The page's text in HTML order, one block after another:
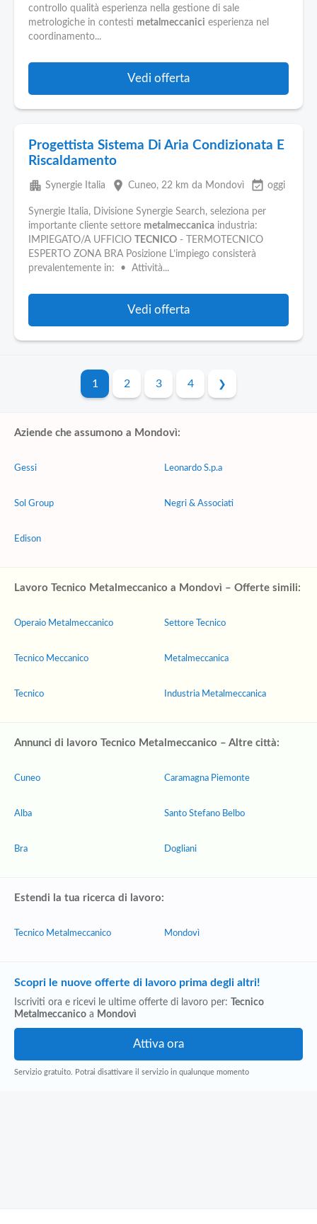
controllo qualità esperienza nella gestione di sale
metrologiche in contesti metalmeccanici esperienza nel
coordinamento...
Vedi offerta
Progettista Sistema Di Aria Condizionata E
Riscaldamento
apartment Synergie Italia place Cuneo, 22 km da Mondovì event_available oggi
Synergie Italia, Divisione Synergie Search, seleziona per
importante cliente settore metalmeccanica industria:
IMPIEGATO/A UFFICIO
TECNICO - TERMOTECNICO
ESPERTO ZONA BRA Posizione L’impiego consisterà
prevalentemente in: • Attività...
Vedi offerta
1 2 3 4
Aziende che assumono a Mondovì:
Gessi
Sol Group
Edison
Leonardo S.p.a
Negri & Associati
Lavoro Tecnico Metalmeccanico a Mondovì – Offerte simili:
Operaio Metalmeccanico
Tecnico Meccanico
Tecnico
Settore Tecnico
Metalmeccanica
Industria Metalmeccanica
Annunci di lavoro Tecnico Metalmeccanico – Altre città:
Cuneo
Alba
Bra
Caramagna Piemonte
Santo Stefano Belbo
Dogliani
Estendi la tua ricerca di lavoro:
Tecnico Metalmeccanico Mondovì
Scopri le nuove offerte di lavoro prima degli altri!
Iscriviti ora e ricevi le ultime offerte di lavoro per:
Tecnico
Metalmeccanico a Mondovì
Servizio gratuito. Potrai disattivare il servizio in qualunque momento